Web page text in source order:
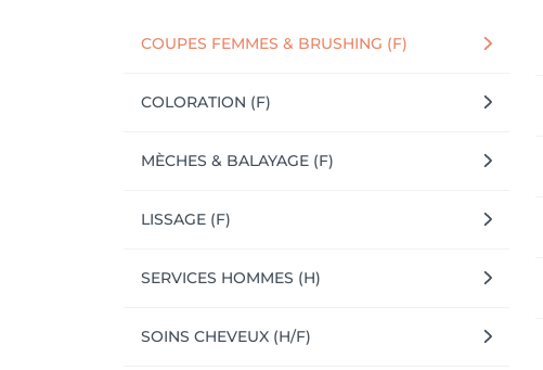
COUPES FEMMES & BRUSHING (F)
COLORATION (F)
MÈCHES & BALAYAGE (F)
LISSAGE (F)
SERVICES HOMMES (H)
SOINS CHEVEUX (H/F)